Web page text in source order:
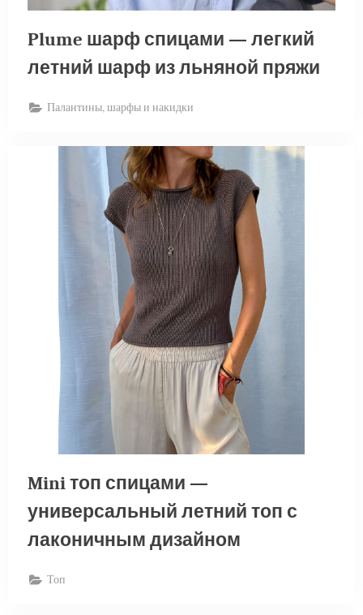
Plume шарф спицами — легкий
летний шарф из льняной пряжи
Палантины, шарфы и накидки
Mini топ спицами —
универсальный летний топ с
лаконичным дизайном
Топ